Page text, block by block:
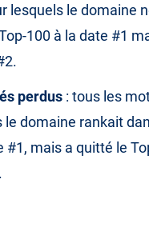
lesquels le domaine
100 à la date #1
perdus : tous les
le domaine rankait
#1, mais a quitté le